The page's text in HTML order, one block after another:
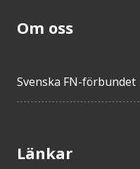
Om oss
Svenska FN-förbundet
Länkar